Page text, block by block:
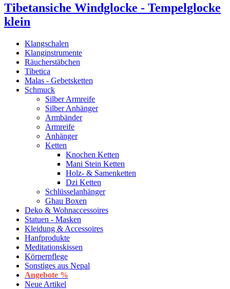
Tibetansiche Windglocke - Tempelglocke
klein
Klangschalen
Klanginstrumente
Räucherstäbchen
Tibetica
Malas - Gebetsketten
Schmuck
Silber Armreife
Silber Anhänger
Armbänder
Armreife
Anhänger
Ketten
Knochen Ketten
Mani Stein Ketten
Holz- & Samenketten
Dzi Ketten
Schlüsselanhänger
Ghau Boxen
Deko & Wohnaccessoires
Statuen - Masken
Kleidung & Accessoires
Hanfprodukte
Meditationskissen
Körperpflege
Sonstiges aus Nepal
Angebote %
Neue Artikel